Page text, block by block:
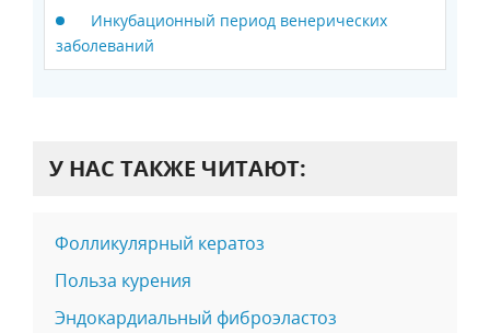
Инкубационный период венерических
заболеваний
У НАС ТАКЖЕ ЧИТАЮТ:
Фолликулярный кератоз
Польза курения
Эндокардиальный фиброэластоз